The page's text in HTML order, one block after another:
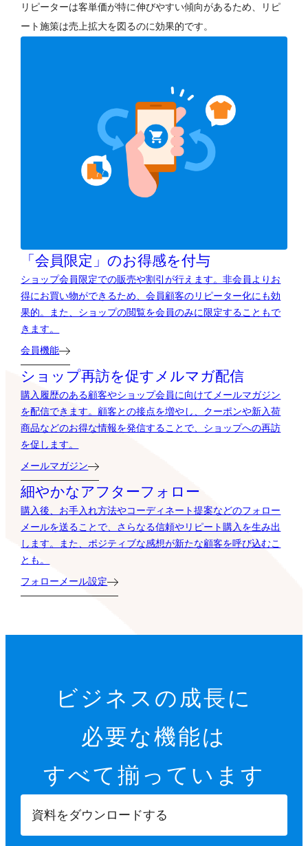
リピーターは客単価が特に伸びやすい傾向があるため、リピ
ート施策は売上拡大を図るのに効果的です。
「会員限定」のお得感を付与
ショップ会員限定での販売や割引が行えます。非会員よりお
得にお買い物ができるため、会員顧客のリピーター化にも効
果的。また、ショップの閲覧を会員のみに限定することもで
きます。
会員機能
ショップ再訪を促すメルマガ配信
購入履歴のある顧客やショップ会員に向けてメールマガジン
を配信できます。顧客との接点を増やし、クーポンや新入荷
商品などのお得な情報を発信することで、ショップへの再訪
を促します。
メールマガジン
細やかなアフターフォロー
購入後、お手入れ方法やコーディネート提案などのフォロー
メールを送ることで、さらなる信頼やリピート購入を生み出
します。また、ポジティブな感想が新たな顧客を呼び込むこ
とも。
フォローメール設定
ビジネスの成長に
必要な機能は
すべて揃っています
資料をダウンロードする